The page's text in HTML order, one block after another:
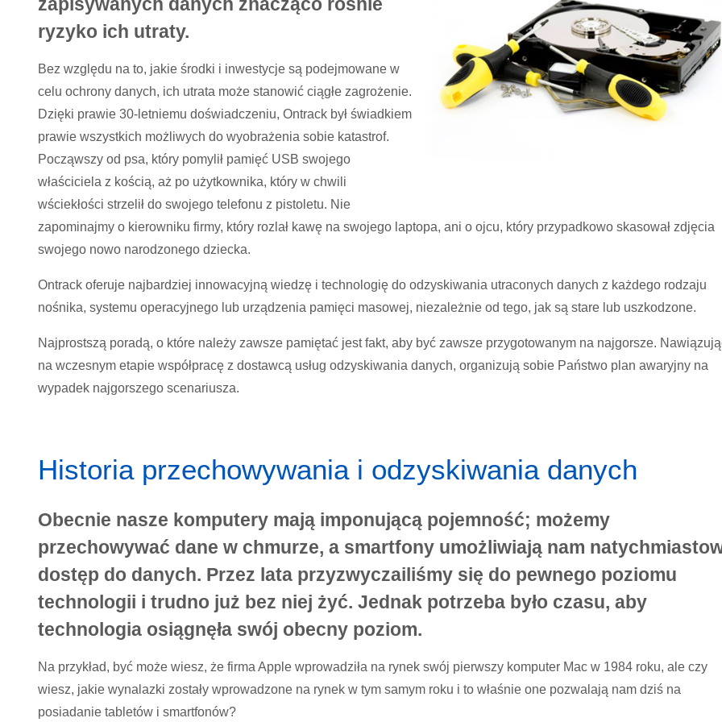
ryzyko ich utraty.
Bez względu na to, jakie środki i inwestycje są podejmowane w
celu ochrony danych, ich utrata może stanowić ciągłe zagrożenie.
Dzięki prawie 30-letniemu doświadczeniu, Ontrack był świadkiem
prawie wszystkich możliwych do wyobrażenia sobie katastrof.
Począwszy od psa, który pomylił pamięć USB swojego
właściciela z kością, aż po użytkownika, który w chwili
wściekłości strzelił do swojego telefonu z pistoletu. Nie
zapominajmy o kierowniku firmy, który rozlał kawę na swojego laptopa, ani o ojcu, który przypadkowo skasował zdjęcia
swojego nowo narodzonego dziecka.
Ontrack oferuje najbardziej innowacyjną wiedzę i technologię do odzyskiwania utraconych danych z każdego rodzaju
nośnika, systemu operacyjnego lub urządzenia pamięci masowej, niezależnie od tego, jak są stare lub uszkodzone.
Najprostszą poradą, o które należy zawsze pamiętać jest fakt, aby być zawsze przygotowanym na najgorsze.
na wczesnym etapie współpracę z dostawcą usług odzyskiwania danych, organizują sobie Państwo plan awaryjny na
wypadek najgorszego scenariusza.
Historia przechowywania i odzyskiwania danych
Obecnie nasze komputery mają imponującą pojemność; możemy
przechowywać dane w chmurze, a smartfony umożliwiają nam
dostęp do danych. Przez lata przyzwyczailiśmy się do pewnego poziomu
technologii i trudno już bez niej żyć. Jednak potrzeba było czasu, aby
technologia osiągnęła swój obecny poziom.
Na przykład, być może wiesz, że firma Apple wprowadziła na rynek swój pierwszy komputer Mac w 1984 roku, ale czy
wiesz, jakie wynalazki zostały wprowadzone na rynek w tym samym roku i to właśnie one pozwalają nam dziś na
posiadanie tabletów i smartfonów?